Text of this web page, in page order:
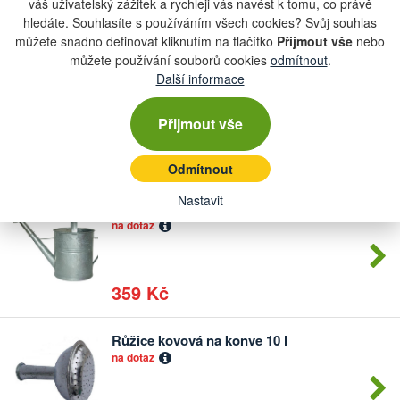
váš uživatelský zážitek a rychleji vás navést k tomu, co právě
hledáte. Souhlasíte s používáním všech cookies? Svůj souhlas
můžete snadno definovat kliknutím na tlačítko Přijmout vše nebo
můžete používání souborů cookies odmítnout.
Další informace
Přijmout vše
Odmítnout
Nastavit
179 Kč
Konev kropicí PVC 5 l
99 Kč
Počet
kusů
Konev kropicí 5 l pozink. růžice
na dotaz
359 Kč
kusů
Růžice kovová na konve 10 l
na dotaz Počet
kusů